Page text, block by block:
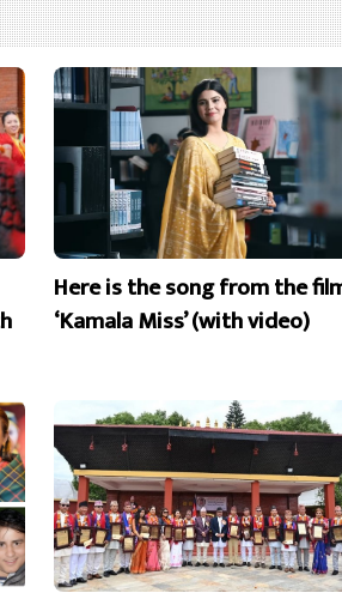
Here is the song from the
‘Kamala Miss’ (with video)